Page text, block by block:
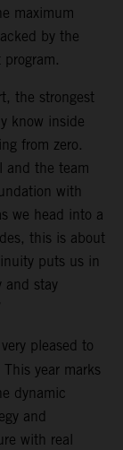
maximum
by the
the strongest
know inside
from zero.
and the team
with
we head into a
this is about
puts us in
and stay
very pleased to
year marks
dynamic
and
with real